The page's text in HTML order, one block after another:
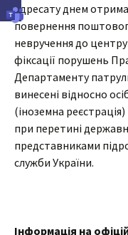
адресату днем
повернення
невручення до
фіксації порушень
Департаменту
винесені відносно
(іноземна
при перетині
представниками
служби України.
Інформація на